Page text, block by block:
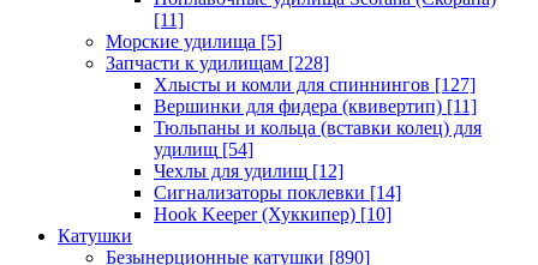
[11]
Морские удилища [5]
Запчасти к удилищам [228]
Хлысты и комли для спиннингов [127]
Вершинки для фидера (квивертип) [11]
Тюльпаны и кольца (вставки колец) для
удилищ [54]
Чехлы для удилищ [12]
Сигнализаторы поклевки [14]
Hook Keeper (Хуккипер) [10]
Катушки
Безынерционные катушки [890]